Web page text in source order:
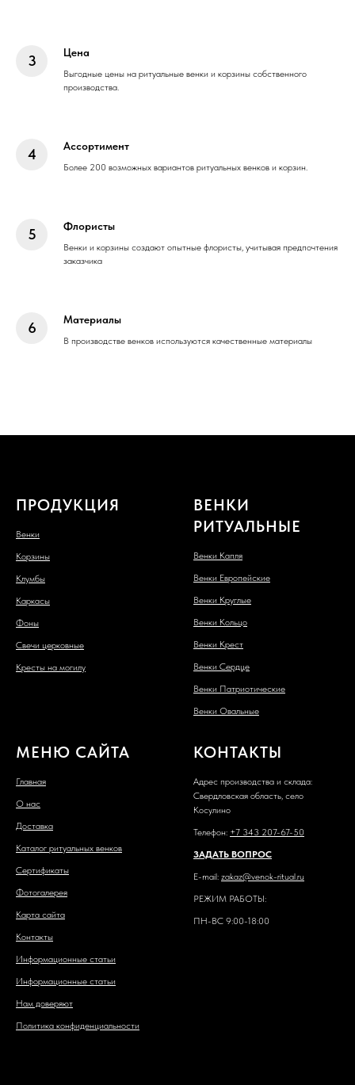
Цена
Выгодные цены на ритуальные венки и корзины собственного
производства.
Ассортимент
Более 200 возможных вариантов ритуальных венков и корзин.
Флористы
Венки и корзины создают опытные флористы, учитывая предпочтения
заказчика
Материалы
В производстве венков используются качественные материалы
ПРОДУКЦИЯ
Венки
Корзины
Клумбы
Каркасы
Фоны
Свечи церковные
Кресты на могилу
ВЕНКИ
РИТУАЛЬНЫЕ
Венки Капля
Венки Европейские
Венки Круглые
Венки Кольцо
Венки Крест
Венки Сердце
Венки Патриотические
Венки Овальные
МЕНЮ САЙТА
Главная
О нас
Доставка
Каталог ритуальных венков
Сертификаты
Фотогалерея
Карта сайта
Контакты
Информационные статьи
Информационные статьи
Нам доверяют
Политика конфиденциальности
КОНТАКТЫ
Адрес производства и склада:
Свердловская область, село
Косулино
Телефон: +7 343 207-67-50
ЗАДАТЬ ВОПРОС
E-mail: zakaz@venok-ritual.ru
РЕЖИМ РАБОТЫ:
ПН-ВС 9:00-18:00